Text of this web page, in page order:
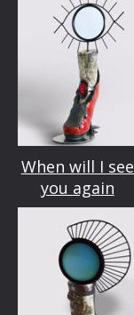
When will I see
you again